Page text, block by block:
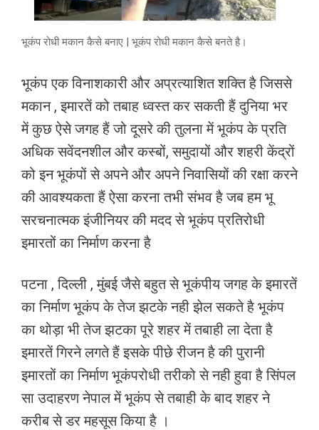
भूकंप रोधी मकान कैसे बनाए | भूकंप रोधी मकान कैसे बनते है।
भूकंप एक विनाशकारी और अप्रत्याशित शक्ति है जिससे
मकान , इमारतें को तबाह ध्वस्त कर सकती हैं दुनिया भर
में कुछ ऐसे जगह हैं जो दूसरे की तुलना में भूकंप के प्रति
अधिक सवेंदनशील और कस्बों, समुदायों और शहरी केंद्रों
को इन भूकंपों से अपने और अपने निवासियों की रक्षा करने
की आवश्यकता हैं ऐसा करना तभी संभव है जब हम भू
सरचनात्मक इंजीनियर की मदद से भूकंप प्रतिरोधी
इमारतों का निर्माण करना है
पटना , दिल्ली , मुंबई जैसे बहुत से भूकंपीय जगह के इमारतें
का निर्माण भूकंप के तेज झटके नही झेल सकते है भूकंप
का थोड़ा भी तेज झटका पूरे शहर में तबाही ला देता है
इमारतें गिरने लगते हैं इसके पीछे रीजन है की पुरानी
इमारतों का निर्माण भूकंपरोधी तरीको से नही हुवा है सिंपल
सा उदाहरण नेपाल में भूकंप से तबाही के बाद शहर ने
करीब से डर महसूस किया है ।